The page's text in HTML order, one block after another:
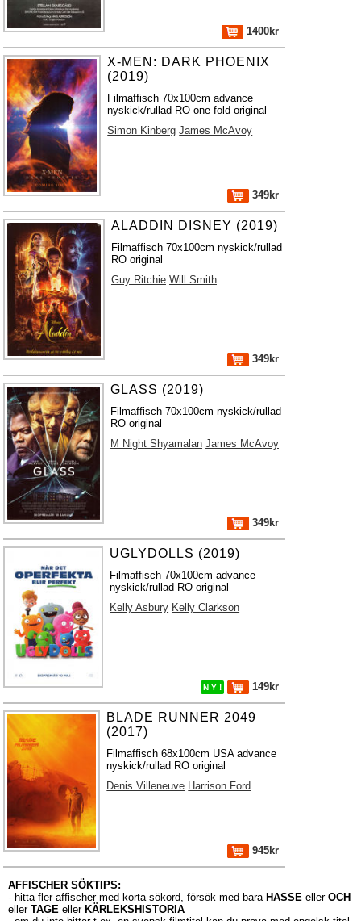
1400kr
X-MEN: DARK PHOENIX
(2019)
Filmaffisch 70x100cm advance
nyskick/rullad RO one fold original
Simon Kinberg James McAvoy
349kr
ALADDIN DISNEY (2019)
Filmaffisch 70x100cm nyskick/rullad
RO original
Guy Ritchie Will Smith
349kr
GLASS (2019)
Filmaffisch 70x100cm nyskick/rullad
RO original
M Night Shyamalan James McAvoy
349kr
UGLYDOLLS (2019)
Filmaffisch 70x100cm advance
nyskick/rullad RO original
Kelly Asbury Kelly Clarkson
N Y ! 149kr
BLADE RUNNER 2049
(2017)
Filmaffisch 68x100cm USA advance
nyskick/rullad RO original
Denis Villeneuve Harrison Ford
945kr
AFFISCHER SÖKTIPS:
- hitta fler affischer med korta sökord, försök med bara HASSE eller OCH
eller TAGE eller KÄRLEKSHISTORIA